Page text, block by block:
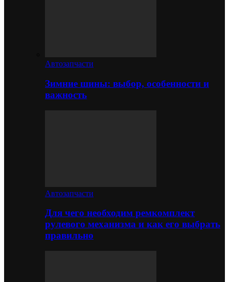
Автозапчасти
Зимние шины: выбор, особенности и
важность
Автозапчасти
Для чего необходим ремкомплект
рулевого механизма и как его выбрать
правильно